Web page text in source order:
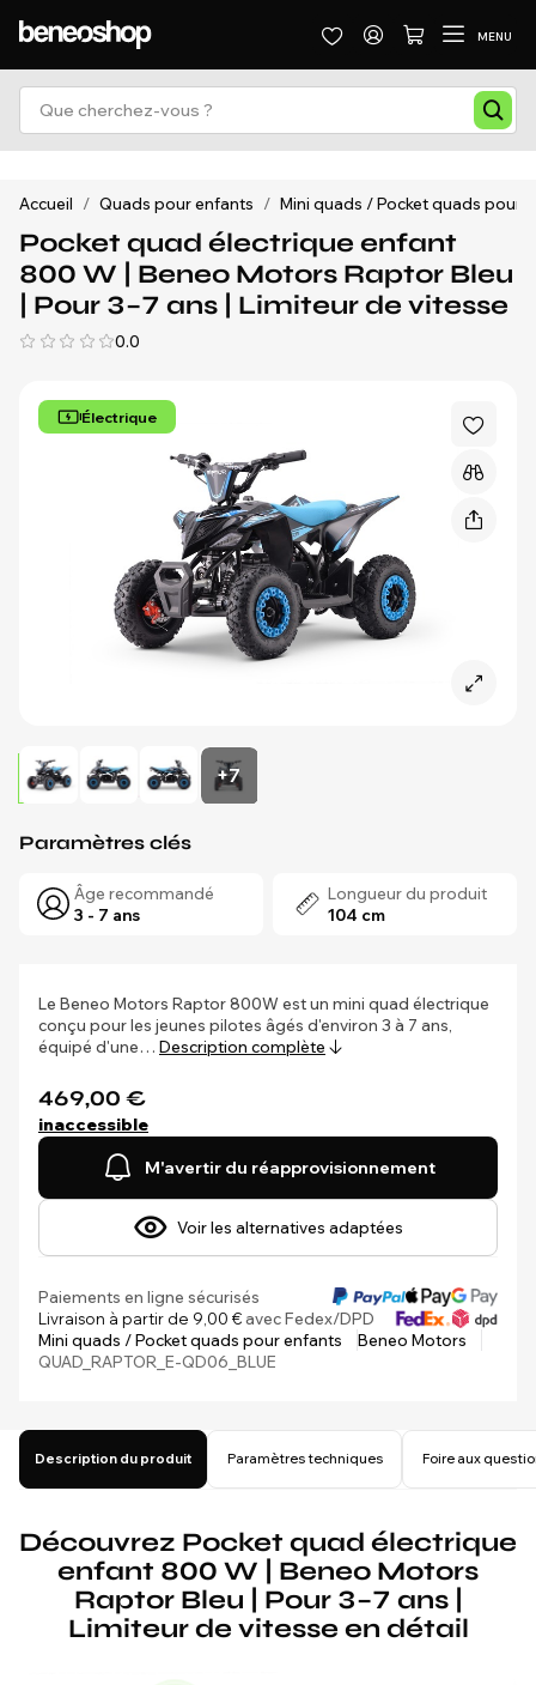
MENU
Accueil / Quads pour enfants / Mini quads / Pocket quads pour
Pocket quad électrique enfant
800 W | Beneo Motors Raptor Bleu
| Pour 3–7 ans | Limiteur de vitesse
0.0
Électrique
+7
Paramètres clés
Âge recommandé
3 - 7 ans
Longueur du produit
104 cm
Le Beneo Motors Raptor 800W est un mini quad électrique
conçu pour les jeunes pilotes âgés d'environ 3 à 7 ans,
équipé d'une… Description complète
469,00 €
inaccessible
M'avertir du réapprovisionnement
Voir les alternatives adaptées
Paiements en ligne sécurisés
Livraison à partir de 9,00 €avec Fedex/DPD
Mini quads / Pocket quads pour enfants
Beneo Motors
QUAD_RAPTOR_E-QD06_BLUE
Description du produit Paramètres techniques Foire aux
Découvrez Pocket quad électrique
enfant 800 W | Beneo Motors
Raptor Bleu | Pour 3–7 ans |
Limiteur de vitesse en détail